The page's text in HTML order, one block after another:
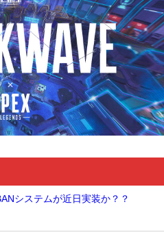
システムが近日実装か？？